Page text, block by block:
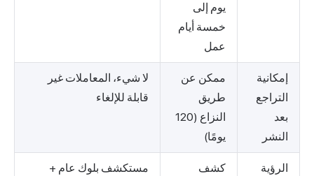
يوم إلى
خمسة أيام
عمل
إمكانية
التراجع
بعد
النشر
ممكن عن
طريق
النزاع (120
يومًا)
لا شيء، المعاملات غير
قابلة للإلغاء
الرؤية
كشف
مستكشف بلوك عام +